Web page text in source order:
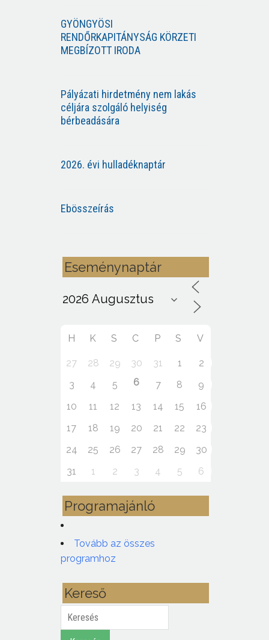
GYÖNGYÖSI
RENDŐRKAPITÁNYSÁG KÖRZETI
MEGBÍZOTT IRODA
Pályázati hirdetmény nem lakás
céljára szolgáló helyiség
bérbeadására
2026. évi hulladéknaptár
Ebösszeírás
Eseménynaptár
H K S C P S V
27 28 29 30 31 1
2
3
4 5 6 7 8
9
10
11 12 13 14 15
16
17
18 19 20 21 22
23
24
25 26 27 28 29
30
31
1 2 3 4 5 6
Programajánló
Tovább az összes
programhoz
Kereső
Keresés